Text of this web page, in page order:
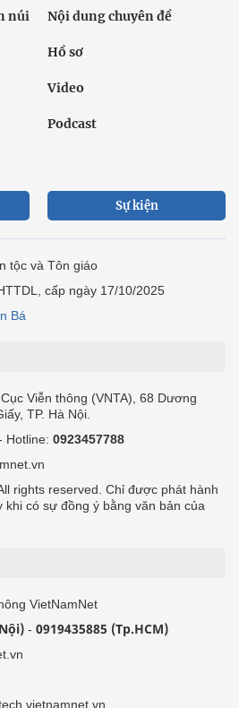
núi Nội dung chuyên đề
Hồ sơ
Video
Podcast
Sự kiện
tộc và Tôn giáo
cấp ngày 17/10/2025
Bá
Viễn thông (VNTA), 68 Dương
TP. Hà Nội.
Hotline: 0923457788
rights reserved. Chỉ được phát hành
khi có sự đồng ý bằng văn bản của
VietNamNet
- 0919435885 (Tp.HCM)